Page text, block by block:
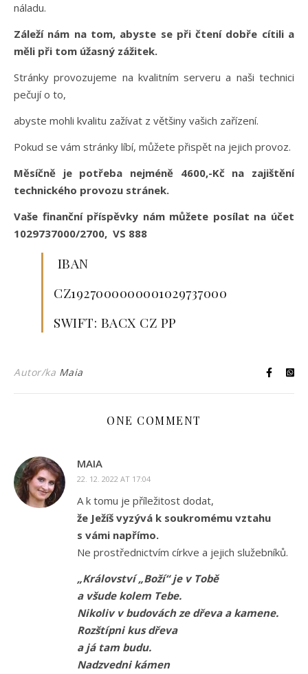
náladu.
Záleží nám na tom, abyste se při čtení dobře cítili a
měli při tom úžasný zážitek.
Stránky provozujeme na kvalitním serveru a naši technici
pečují o to,
abyste mohli kvalitu zažívat z většiny vašich zařízení.
Pokud se vám stránky líbí, můžete přispět na jejich provoz.
Měsíčně je potřeba nejméně 4600,-Kč na zajištění
technického provozu stránek.
Vaše finanční příspěvky nám můžete posílat na účet
1029737000/2700, VS 888
IBAN
CZ1927000000001029737000
SWIFT: BACX CZ PP
Autor/ka Maia
ONE COMMENT
MAIA
22. 12. 2022 AT 17:04
A k tomu je příležitost dodat,
že Ježíš vyzývá k soukromému vztahu
s vámi napřímo.
Ne prostřednictvím církve a jejich služebníků.
„Království „Boží“ je v Tobě
a všude kolem Tebe.
Nikoliv v budovách ze dřeva a kamene.
Rozštípni kus dřeva
a já tam budu.
Nadzvedni kámen